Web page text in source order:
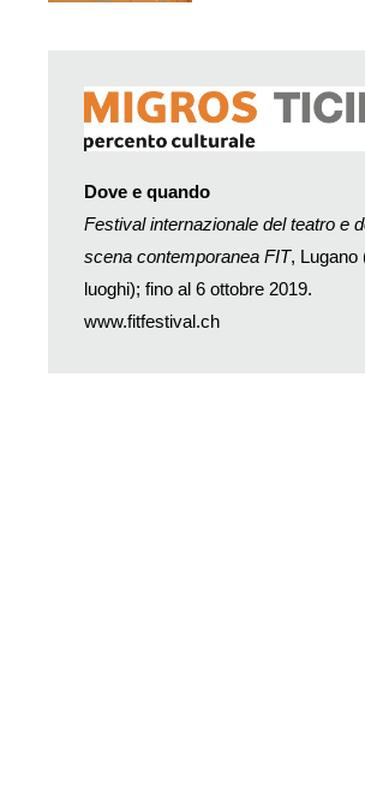
Dove e quando
Festival internazionale del teatro e
scena contemporanea FIT, Lugano
luoghi); fino al 6 ottobre 2019.
www.fitfestival.ch